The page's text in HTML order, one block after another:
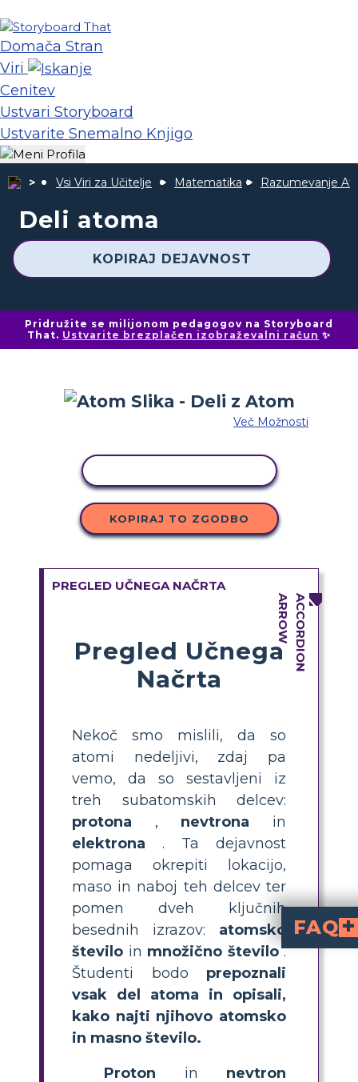
Domača Stran
Viri
Cenitev
Ustvari Storyboard
Ustvarite Snemalno Knjigo
Vsi Viri za Učitelje Matematika Razumevanje
Deli atoma
KOPIRAJ DEJAVNOST
Pridružite se milijonom pedagogov na Storyboard
That. Ustvarite brezplačen izobraževalni račun ✨
Več Možnosti
KOPIRAJ TO ZGODBO
PREGLED UČNEGA NAČRTA
Pregled Učnega
Načrta
Nekoč smo mislili, da so
atomi nedeljivi, zdaj pa
vemo, da so sestavljeni iz
treh subatomskih delcev:
protona , nevtrona in
elektrona . Ta dejavnost
pomaga okrepiti lokacijo,
maso in naboj teh delcev ter
pomen dveh ključnih
besednih izrazov: atomsko
število in množično število.
Študenti bodo prepoznali
vsak del atoma in opisali,
kako najti njihovo atomsko
in masno število.
Proton in nevtron
FAQ